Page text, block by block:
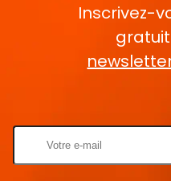
Inscrivez-